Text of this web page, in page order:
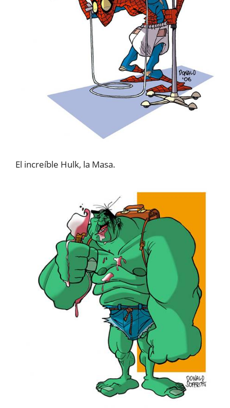
El increíble Hulk, la Masa.